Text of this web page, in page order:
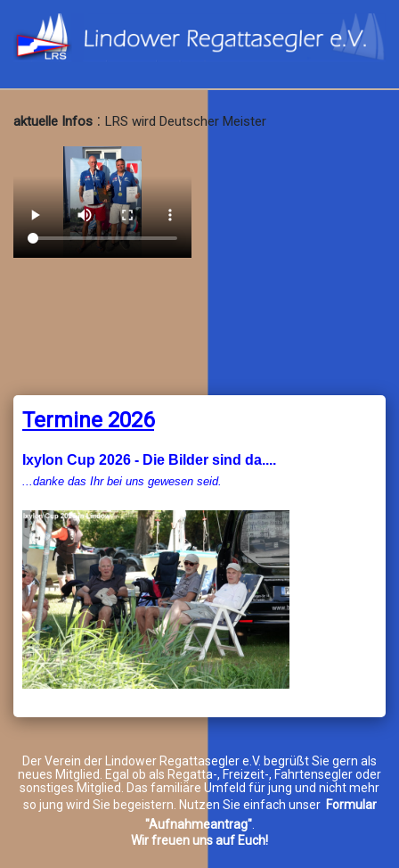
aktuelle Infos : LRS wird Deutscher Meister
Termine 2026
Ixylon Cup 2026 - Die Bilder sind da....
...danke das Ihr bei uns gewesen seid.
Der Verein der Lindower Regattasegler e.V. begrüßt Sie gern als
neues Mitglied. Egal ob als Regatta-, Freizeit-, Fahrtensegler oder
sonstiges Mitglied. Das familiäre Umfeld für jung und nicht mehr
so jung wird Sie begeistern. Nutzen Sie einfach unser Formular
"Aufnahmeantrag".
Wir freuen uns auf Euch!